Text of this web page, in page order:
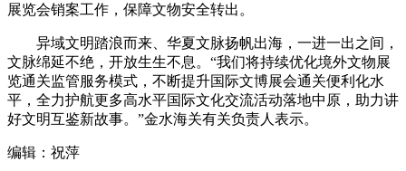
展览会销案工作，保障文物安全转出。
异域文明踏浪而来、华夏文脉扬帆出海，一进一出之间，
文脉绵延不绝，开放生生不息。“我们将持续优化境外文物展
览通关监管服务模式，不断提升国际文博展会通关便利化水
平，全力护航更多高水平国际文化交流活动落地中原，助力讲
好文明互鉴新故事。”金水海关有关负责人表示。
编辑：祝萍